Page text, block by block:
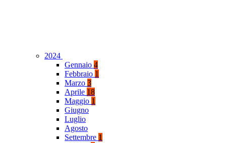
2024
Gennaio 4
Febbraio 1
Marzo 3
Aprile 18
Maggio 1
Giugno
Luglio
Agosto
Settembre 1